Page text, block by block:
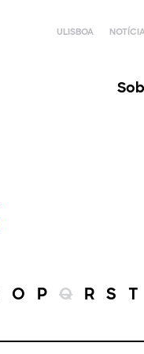
ULISBOA
O P Q R S T